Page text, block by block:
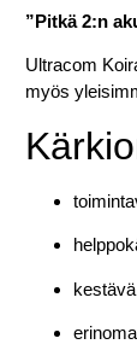
”Pitkä 2:n
Ultracom
myös